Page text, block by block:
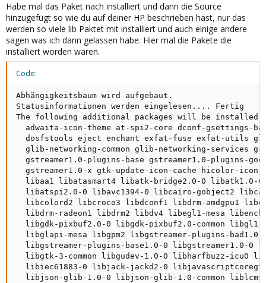
:Habe mal das Paket nach installiert und dann die Source
hinzugefügt so wie du auf deiner HP beschrieben hast, nur das
werden so viele lib Paktet mit installiert und auch einige andere
sagen was ich dann gelassen habe. Hier mal die Pakete die
installiert worden wären.
Code:
Abhängigkeitsbaum wird aufgebaut.
Statusinformationen werden eingelesen.... Fertig
The following additional packages will be installed:
adwaita-icon-theme at-spi2-core dconf-gsettings-
dosfstools eject enchant exfat-fuse exfat-utils
glib-networking-common glib-networking-services
gstreamer1.0-plugins-base gstreamer1.0-plugins-
gstreamer1.0-x gtk-update-icon-cache hicolor-
libaa1 libatasmart4 libatk-bridge2.0-0 libatk1.0-0
libatspi2.0-0 libavc1394-0 libcairo-gobject2
libcolord2 libcroco3 libdconf1 libdrm-amdgpu1
libdrm-radeon1 libdrm2 libdv4 libegl1-mesa
libgdk-pixbuf2.0-0 libgdk-pixbuf2.0-common
libglapi-mesa libgpm2 libgstreamer-plugins-bad1.0-
libgstreamer-plugins-base1.0-0 libgstreamer1.0-0
libgtk-3-common libgudev-1.0-0 libharfbuzz-icu0
libiec61883-0 libjack-jackd2-0
libjson-glib-1.0-0 libjson-glib-1.0-common